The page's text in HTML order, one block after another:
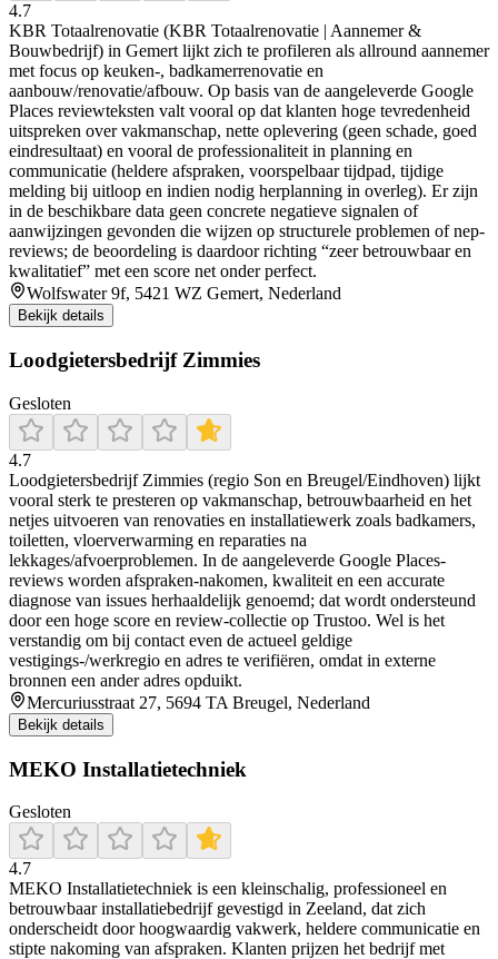
4.7
KBR Totaalrenovatie (KBR Totaalrenovatie | Aannemer &
Bouwbedrijf) in Gemert lijkt zich te profileren als allround aannemer
met focus op keuken-, badkamerrenovatie en
aanbouw/renovatie/afbouw. Op basis van de aangeleverde Google
Places reviewteksten valt vooral op dat klanten hoge tevredenheid
uitspreken over vakmanschap, nette oplevering (geen schade, goed
eindresultaat) en vooral de professionaliteit in planning en
communicatie (heldere afspraken, voorspelbaar tijdpad, tijdige
melding bij uitloop en indien nodig herplanning in overleg). Er zijn
in de beschikbare data geen concrete negatieve signalen of
aanwijzingen gevonden die wijzen op structurele problemen of nep-
reviews; de beoordeling is daardoor richting “zeer betrouwbaar en
kwalitatief” met een score net onder perfect.
Wolfswater 9f, 5421 WZ Gemert, Nederland
Bekijk details
Loodgietersbedrijf Zimmies
Gesloten
4.7
Loodgietersbedrijf Zimmies (regio Son en Breugel/Eindhoven) lijkt
vooral sterk te presteren op vakmanschap, betrouwbaarheid en het
netjes uitvoeren van renovaties en installatiewerk zoals badkamers,
toiletten, vloerverwarming en reparaties na
lekkages/afvoerproblemen. In de aangeleverde Google Places-
reviews worden afspraken-nakomen, kwaliteit en een accurate
diagnose van issues herhaaldelijk genoemd; dat wordt ondersteund
door een hoge score en review-collectie op Trustoo. Wel is het
verstandig om bij contact even de actueel geldige
vestigings-/werkregio en adres te verifiëren, omdat in externe
bronnen een ander adres opduikt.
Mercuriusstraat 27, 5694 TA Breugel, Nederland
Bekijk details
MEKO Installatietechniek
Gesloten
4.7
MEKO Installatietechniek is een kleinschalig, professioneel en
betrouwbaar installatiebedrijf gevestigd in Zeeland, dat zich
onderscheidt door hoogwaardig vakwerk, heldere communicatie en
stipte nakoming van afspraken. Klanten prijzen het bedrijf met